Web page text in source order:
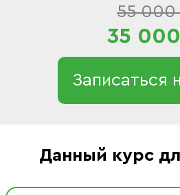
55 000
35
Записаться
Данный курс